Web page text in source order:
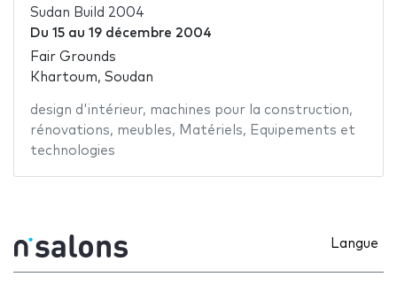
Sudan Build 2004
Du 15au 19 décembre 2004
Fair Grounds
Khartoum, Soudan
design d'intérieur, machines pour la construction,
rénovations, meubles, Matériels, Equipements et
technologies
Langue